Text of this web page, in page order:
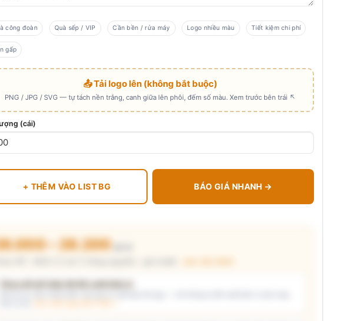
công đoàn Quà sếp / VIP Cần bền / rửa máy Logo nhiều màu Tiết kiệm chi phí
gấp
📤 Tải logo lên (không bắt buộc)
PNG / JPG / SVG — tự tách nền trắng, canh giữa lên phôi, đếm số màu. Xem trước bên trái ↖
(cái)
+ THÊM VÀO LIST BG BÁO GIÁ NHANH →
– 28.200